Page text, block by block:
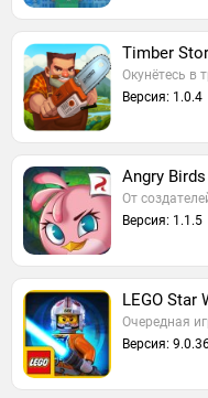
Timber
Окунётесь в
Версия: 1.0.4
Angry
От
Версия: 1.1.5
LEGO Star
Очередная
Версия: